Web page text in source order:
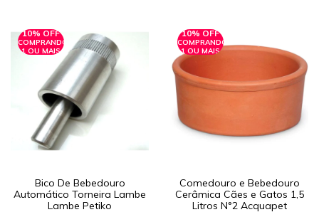
10% OFF
COMPRANDO
1 OU MAIS
Bico De Bebedouro
Automático Torneira Lambe
Lambe Petiko
10% OFF
COMPRANDO
1 OU MAIS
Comedouro e Bebedouro
Cerâmica Cães e Gatos 1,5
Litros N°2 Acquapet